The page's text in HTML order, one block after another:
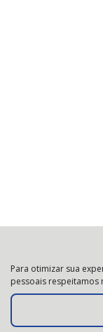
Para otimizar sua
pessoais respeitamos